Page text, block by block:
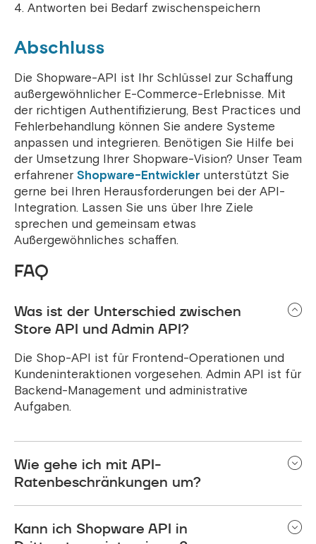
4. Antworten bei Bedarf zwischenspeichern
Abschluss
Die Shopware-API ist Ihr Schlüssel zur Schaffung
außergewöhnlicher E-Commerce-Erlebnisse. Mit
der richtigen Authentifizierung, Best Practices und
Fehlerbehandlung können Sie andere Systeme
anpassen und integrieren. Benötigen Sie Hilfe bei
der Umsetzung Ihrer Shopware-Vision? Unser Team
erfahrener Shopware-Entwicklerunterstützt Sie
gerne bei Ihren Herausforderungen bei der API-
Integration. Lassen Sie uns über Ihre Ziele
sprechen und gemeinsam etwas
Außergewöhnliches schaffen.
FAQ
Was ist der Unterschied zwischen
Store API und Admin API?
Die Shop-API ist für Frontend-Operationen und
Kundeninteraktionen vorgesehen. Admin API ist für
Backend-Management und administrative
Aufgaben.
Wie gehe ich mit API-
Ratenbeschränkungen um?
implementieren, um die API-Raten zu begrenzen.
Kann ich Shopware API in